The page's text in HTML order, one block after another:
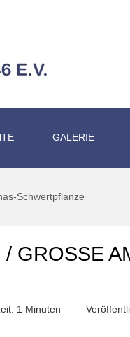
GALERIE
Schwertpflanze
GROSSE
1 Minuten